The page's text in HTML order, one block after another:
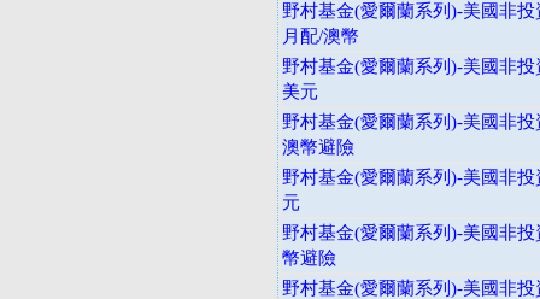
野村基金(愛爾蘭系列)-美國非
月配/澳幣
野村基金(愛爾蘭系列)-美國非
美元
野村基金(愛爾蘭系列)-美國非
澳幣避險
野村基金(愛爾蘭系列)-美國非
元
野村基金(愛爾蘭系列)-美國非
幣避險
野村基金(愛爾蘭系列)-美國非